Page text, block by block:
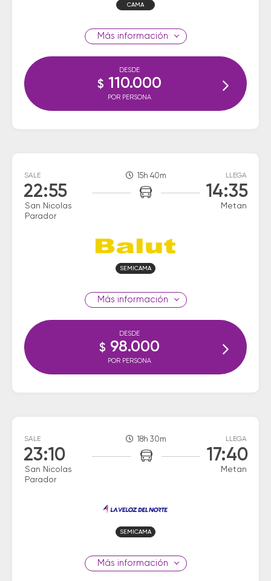
CAMA
información
DESDE
$ 110.000
POR PERSONA
SALE
22:55
San Nicolas
Parador
15h 40m LLEGA
14:35
Metan
SEMICAMA
información
DESDE
$ 98.000
POR PERSONA
SALE
23:10
San Nicolas
Parador
18h 30m LLEGA
17:40
Metan
SEMICAMA
información